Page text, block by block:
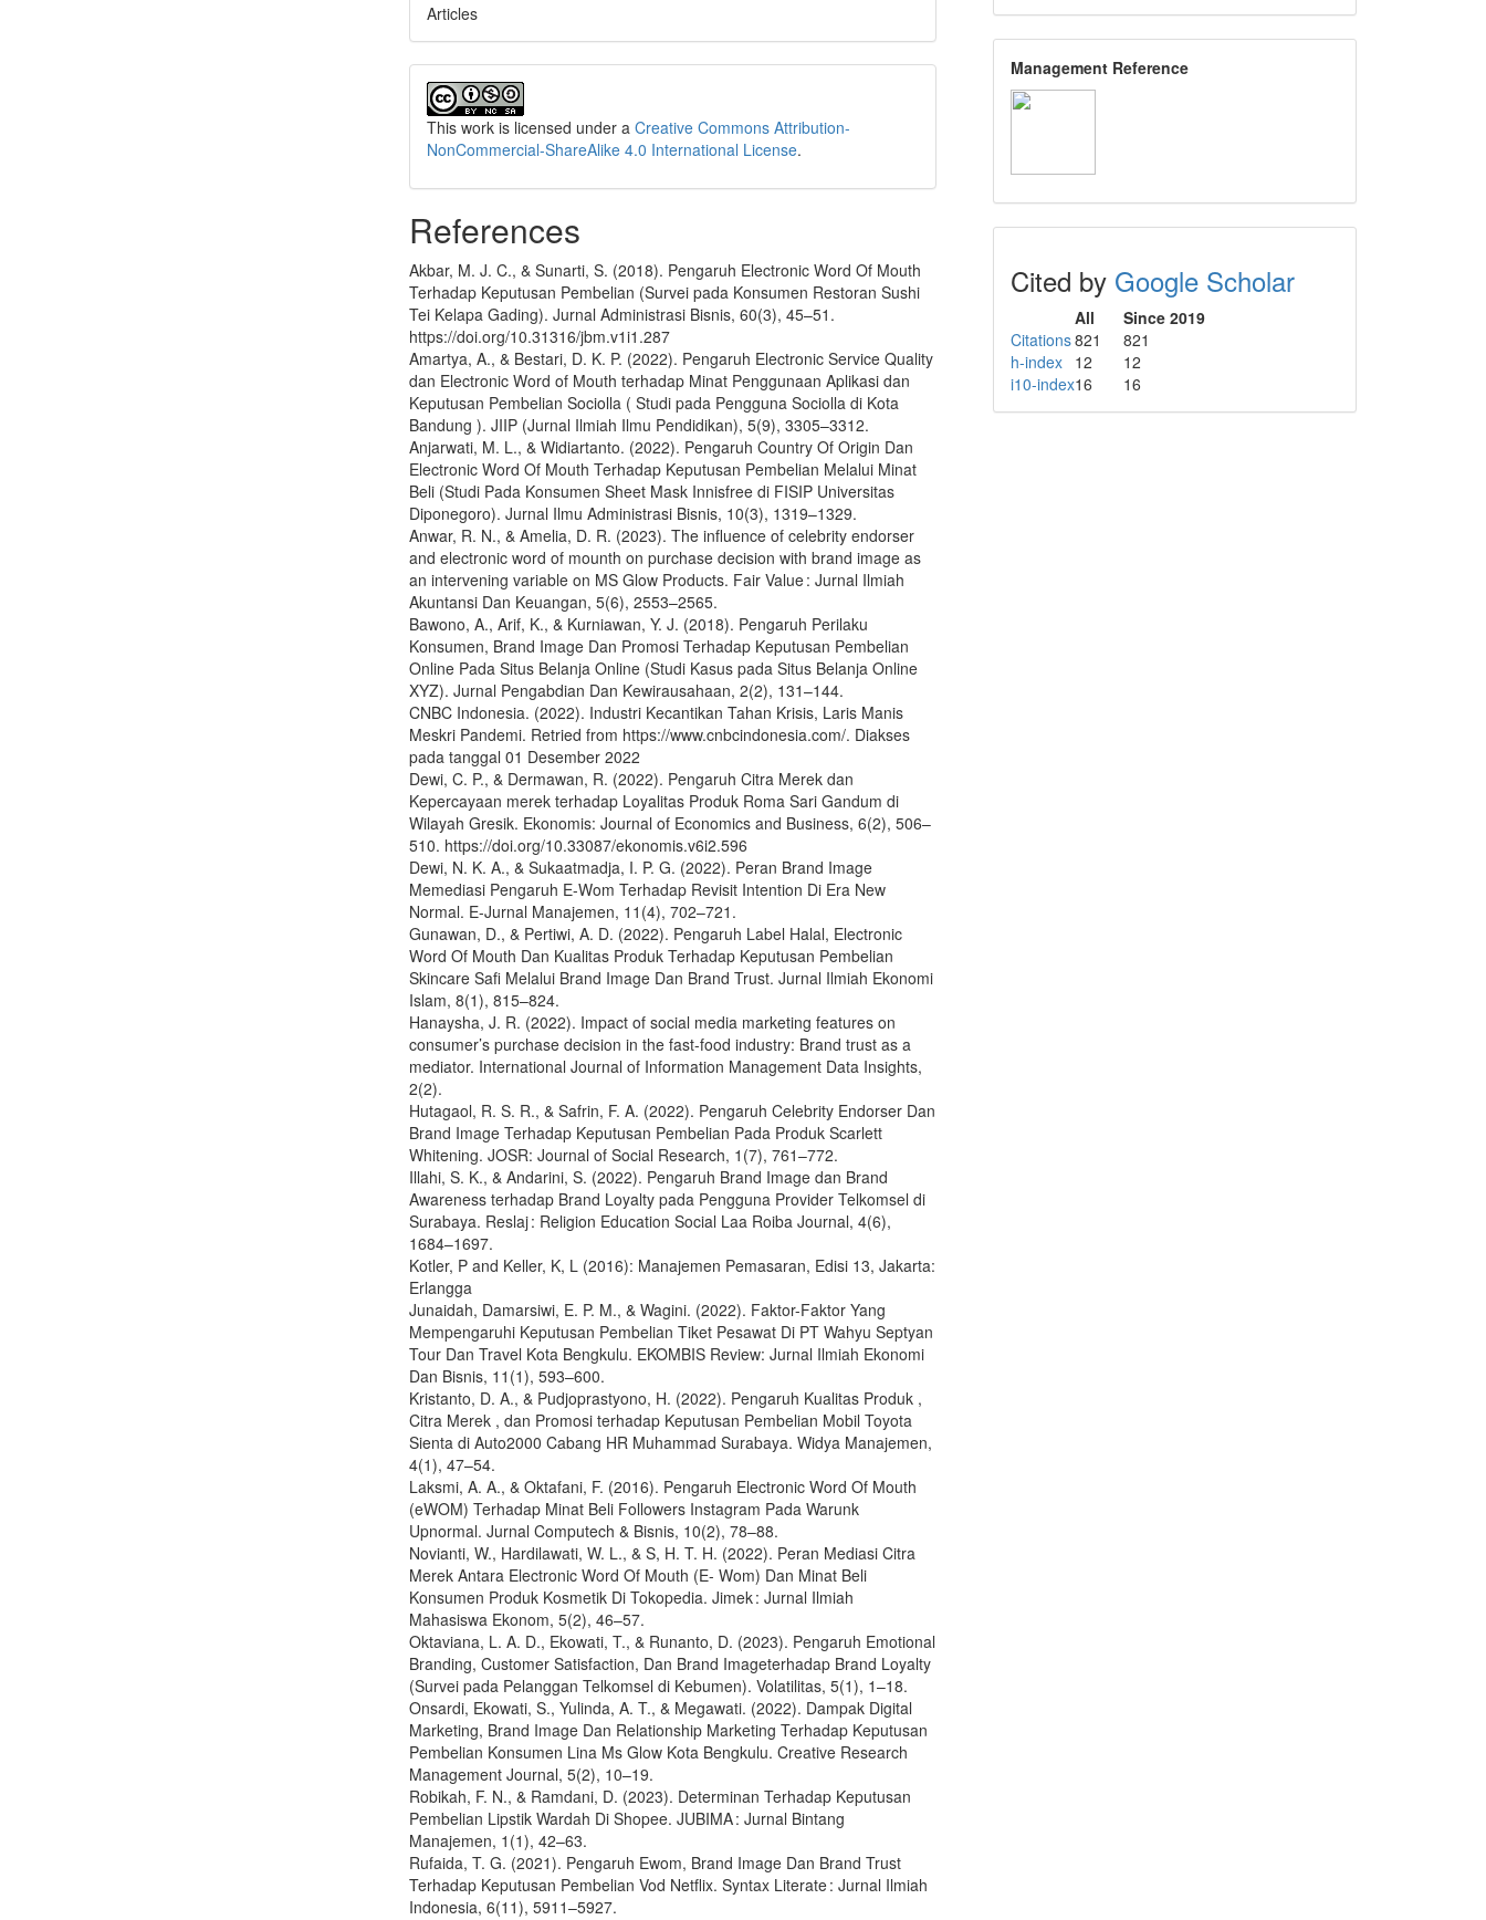
Articles
This work is licensed under aCreative Commons Attribution-
NonCommercial-ShareAlike 4.0 International License.
References
Akbar, M. J. C., & Sunarti, S. (2018). Pengaruh Electronic Word Of Mouth
Terhadap Keputusan Pembelian (Survei pada Konsumen Restoran Sushi
Tei Kelapa Gading). Jurnal Administrasi Bisnis, 60(3), 45–51.
https://doi.org/10.31316/jbm.v1i1.287
Amartya, A., & Bestari, D. K. P. (2022). Pengaruh Electronic Service Quality
dan Electronic Word of Mouth terhadap Minat Penggunaan Aplikasi dan
Keputusan Pembelian Sociolla ( Studi pada Pengguna Sociolla di Kota
Bandung ). JIIP (Jurnal Ilmiah Ilmu Pendidikan), 5(9), 3305–3312.
Anjarwati, M. L., & Widiartanto. (2022). Pengaruh Country Of Origin Dan
Electronic Word Of Mouth Terhadap Keputusan Pembelian Melalui Minat
Beli (Studi Pada Konsumen Sheet Mask Innisfree di FISIP Universitas
Diponegoro). Jurnal Ilmu Administrasi Bisnis, 10(3), 1319–1329.
Anwar, R. N., & Amelia, D. R. (2023). The influence of celebrity endorser
and electronic word of mounth on purchase decision with brand image as
an intervening variable on MS Glow Products. Fair Value : Jurnal Ilmiah
Akuntansi Dan Keuangan, 5(6), 2553–2565.
Bawono, A., Arif, K., & Kurniawan, Y. J. (2018). Pengaruh Perilaku
Konsumen, Brand Image Dan Promosi Terhadap Keputusan Pembelian
Online Pada Situs Belanja Online (Studi Kasus pada Situs Belanja Online
XYZ). Jurnal Pengabdian Dan Kewirausahaan, 2(2), 131–144.
CNBC Indonesia. (2022). Industri Kecantikan Tahan Krisis, Laris Manis
Meskri Pandemi. Retried from https://www.cnbcindonesia.com/. Diakses
pada tanggal 01 Desember 2022
Dewi, C. P., & Dermawan, R. (2022). Pengaruh Citra Merek dan
Kepercayaan merek terhadap Loyalitas Produk Roma Sari Gandum di
Wilayah Gresik. Ekonomis: Journal of Economics and Business, 6(2), 506–
510. https://doi.org/10.33087/ekonomis.v6i2.596
Dewi, N. K. A., & Sukaatmadja, I. P. G. (2022). Peran Brand Image
Memediasi Pengaruh E-Wom Terhadap Revisit Intention Di Era New
Normal. E-Jurnal Manajemen, 11(4), 702–721.
Gunawan, D., & Pertiwi, A. D. (2022). Pengaruh Label Halal, Electronic
Word Of Mouth Dan Kualitas Produk Terhadap Keputusan Pembelian
Skincare Safi Melalui Brand Image Dan Brand Trust. Jurnal Ilmiah Ekonomi
Islam, 8(1), 815–824.
Hanaysha, J. R. (2022). Impact of social media marketing features on
consumer’s purchase decision in the fast-food industry: Brand trust as a
mediator. International Journal of Information Management Data Insights,
2(2).
Hutagaol, R. S. R., & Safrin, F. A. (2022). Pengaruh Celebrity Endorser Dan
Brand Image Terhadap Keputusan Pembelian Pada Produk Scarlett
Whitening. JOSR: Journal of Social Research, 1(7), 761–772.
Illahi, S. K., & Andarini, S. (2022). Pengaruh Brand Image dan Brand
Awareness terhadap Brand Loyalty pada Pengguna Provider Telkomsel di
Surabaya. Reslaj : Religion Education Social Laa Roiba Journal, 4(6),
1684–1697.
Kotler, P and Keller, K, L (2016): Manajemen Pemasaran, Edisi 13, Jakarta:
Erlangga
Junaidah, Damarsiwi, E. P. M., & Wagini. (2022). Faktor-Faktor Yang
Mempengaruhi Keputusan Pembelian Tiket Pesawat Di PT Wahyu Septyan
Tour Dan Travel Kota Bengkulu. EKOMBIS Review: Jurnal Ilmiah Ekonomi
Dan Bisnis, 11(1), 593–600.
Kristanto, D. A., & Pudjoprastyono, H. (2022). Pengaruh Kualitas Produk ,
Citra Merek , dan Promosi terhadap Keputusan Pembelian Mobil Toyota
Sienta di Auto2000 Cabang HR Muhammad Surabaya. Widya Manajemen,
4(1), 47–54.
Laksmi, A. A., & Oktafani, F. (2016). Pengaruh Electronic Word Of Mouth
(eWOM) Terhadap Minat Beli Followers Instagram Pada Warunk
Upnormal. Jurnal Computech & Bisnis, 10(2), 78–88.
Novianti, W., Hardilawati, W. L., & S, H. T. H. (2022). Peran Mediasi Citra
Merek Antara Electronic Word Of Mouth (E- Wom) Dan Minat Beli
Konsumen Produk Kosmetik Di Tokopedia. Jimek : Jurnal Ilmiah
Mahasiswa Ekonom, 5(2), 46–57.
Oktaviana, L. A. D., Ekowati, T., & Runanto, D. (2023). Pengaruh Emotional
Branding, Customer Satisfaction, Dan Brand Imageterhadap Brand Loyalty
(Survei pada Pelanggan Telkomsel di Kebumen). Volatilitas, 5(1), 1–18.
Onsardi, Ekowati, S., Yulinda, A. T., & Megawati. (2022). Dampak Digital
Marketing, Brand Image Dan Relationship Marketing Terhadap Keputusan
Pembelian Konsumen Lina Ms Glow Kota Bengkulu. Creative Research
Management Journal, 5(2), 10–19.
Robikah, F. N., & Ramdani, D. (2023). Determinan Terhadap Keputusan
Pembelian Lipstik Wardah Di Shopee. JUBIMA : Jurnal Bintang
Manajemen, 1(1), 42–63.
Rufaida, T. G. (2021). Pengaruh Ewom, Brand Image Dan Brand Trust
Terhadap Keputusan Pembelian Vod Netflix. Syntax Literate : Jurnal Ilmiah
Indonesia, 6(11), 5911–5927.
Management Reference
Cited by Google Scholar
All
Since 2019
Citations821 821
h-index 12
12
i10-index16 16